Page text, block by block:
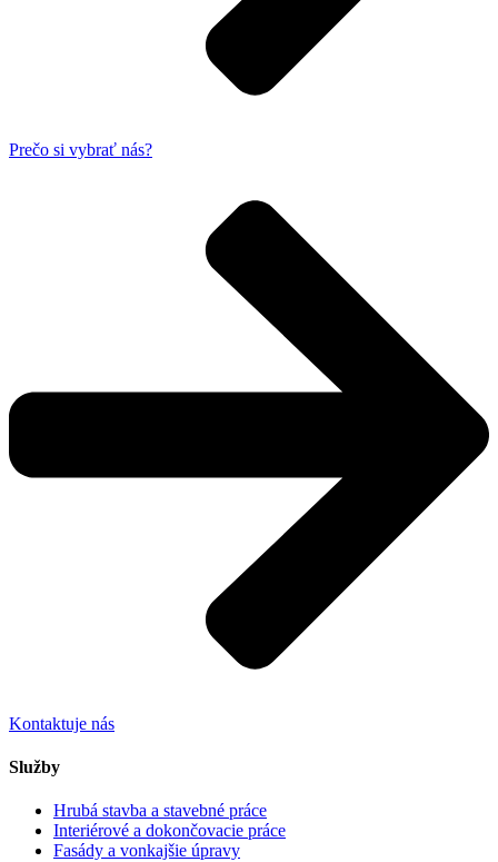
Prečo si vybrať nás?
Kontaktuje nás
Služby
Hrubá stavba a stavebné práce
Interiérové a dokončovacie práce
Fasády a vonkajšie úpravy